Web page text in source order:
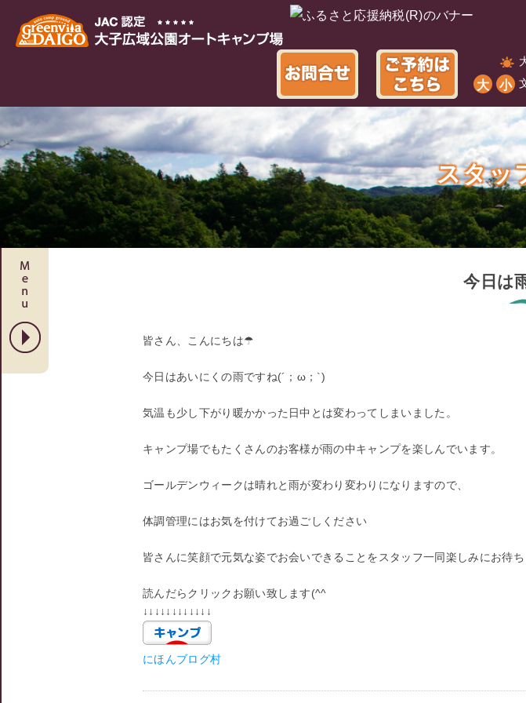
小
大
スタッ
今日は
皆さん、こんにちは☂
今日はあいにくの雨ですね(´；ω；`)
気温も少し下がり暖かかった日中とは変わってしまいました。
キャンプ場でもたくさんのお客様が雨の中キャンプを楽しんでいます。
ゴールデンウィークは晴れと雨が変わり変わりになりますので、
体調管理にはお気を付けてお過ごしください
皆さんに笑顔で元気な姿でお会いできることをスタッフ一同楽しみにお待
読んだらクリックお願い致します(^^ゞ
↓↓↓↓↓↓↓↓↓↓↓↓
にほんブログ村